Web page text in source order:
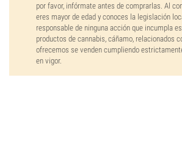
por favor, infórmate antes de comprarlas. Al
eres mayor de edad y conoces la legislación
responsable de ninguna acción que incumpla
productos de cannabis, cáñamo, relacionados
ofrecemos se venden cumpliendo
en vigor.